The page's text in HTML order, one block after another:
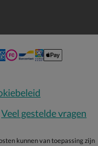
Veel gestelde vragen
kunnen van toepassing zijn